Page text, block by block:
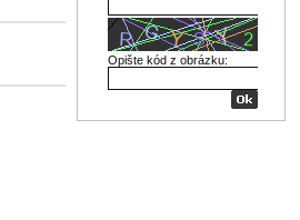
Opište kód z obrázku: